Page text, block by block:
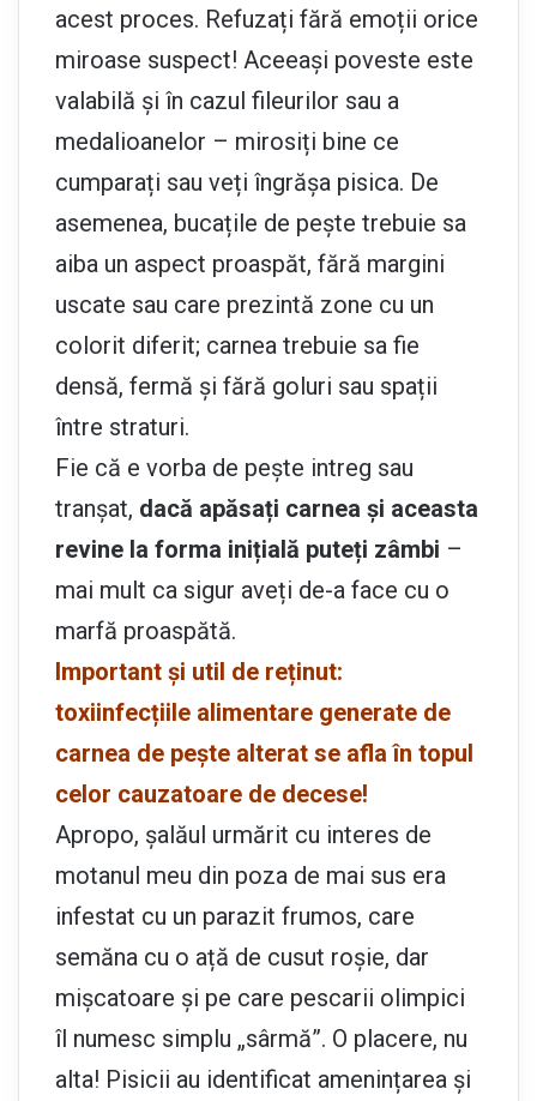
acest proces. Refuzați fără emoții orice
miroase suspect! Aceeași poveste este
valabilă și în cazul fileurilor sau a
medalioanelor – mirosiți bine ce
cumparați sau veți îngrășa pisica. De
asemenea, bucațile de pește trebuie sa
aiba un aspect proaspăt, fără margini
uscate sau care prezintă zone cu un
colorit diferit; carnea trebuie sa fie
densă, fermă și fără goluri sau spații
între straturi.
Fie că e vorba de pește intreg sau
tranșat, dacă apăsați carnea și aceasta
revine la forma inițială puteți zâmbi –
mai mult ca sigur aveți de-a face cu o
marfă proaspătă.
Important și util de reținut:
toxiinfecțiile alimentare generate de
carnea de pește alterat se afla în topul
celor cauzatoare de decese!
Apropo, șalăul urmărit cu interes de
motanul meu din poza de mai sus era
infestat cu un parazit frumos, care
semăna cu o ață de cusut roșie, dar
mișcatoare și pe care pescarii olimpici
îl numesc simplu „sârmă”. O placere, nu
alta! Pisicii au identificat amenințarea și